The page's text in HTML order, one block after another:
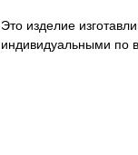
Это изделие
индивидуальными по